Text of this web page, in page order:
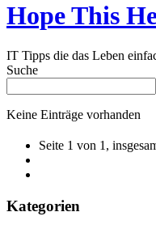
Hope This
IT Tipps die das Leben
Suche
Keine Einträge vorhanden
Seite 1 von 1,
Kategorien